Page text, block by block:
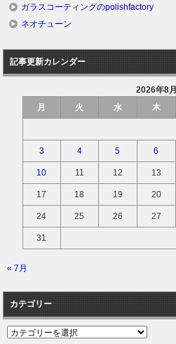
ガラスコーティングのpolishfactory
ネオチューン
記事更新カレンダー
2026年8月
月
火 水 木
3 4 5 6
10 11 12 13
17 18 19 20
24 25 26 27
31
« 7月
カテゴリー
カ